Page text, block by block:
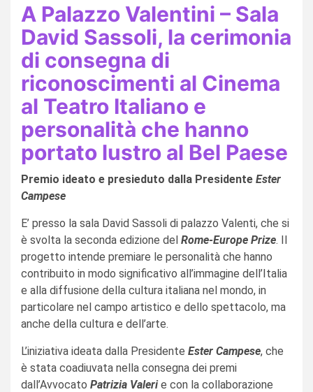
A Palazzo Valentini – Sala
David Sassoli, la cerimonia
di consegna di
riconoscimenti al Cinema
al Teatro Italiano e
personalità che hanno
portato lustro al Bel Paese
Premio ideato e presieduto dalla Presidente Ester
Campese
E’ presso la sala David Sassoli di palazzo Valenti, che si
è svolta la seconda edizione del Rome-Europe Prize. Il
progetto intende premiare le personalità che hanno
contribuito in modo significativo all’immagine dell’Italia
e alla diffusione della cultura italiana nel mondo, in
particolare nel campo artistico e dello spettacolo, ma
anche della cultura e dell’arte.
L’iniziativa ideata dalla Presidente Ester Campese, che
è stata coadiuvata nella consegna dei premi
dall’Avvocato Patrizia Valerie con la collaborazione